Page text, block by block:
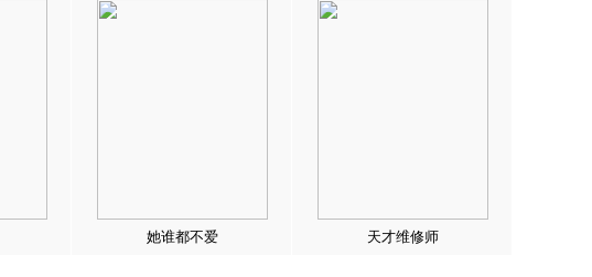
她谁都不爱 天才维修师